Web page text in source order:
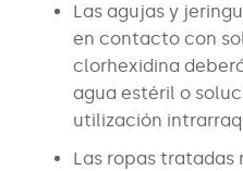
Las agujas y
en contacto con
clorhexidina
agua estéril o
utilización
Las ropas tratadas